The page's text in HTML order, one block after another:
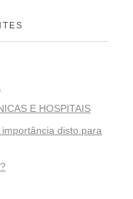
E HOSPITAIS
importância disto para